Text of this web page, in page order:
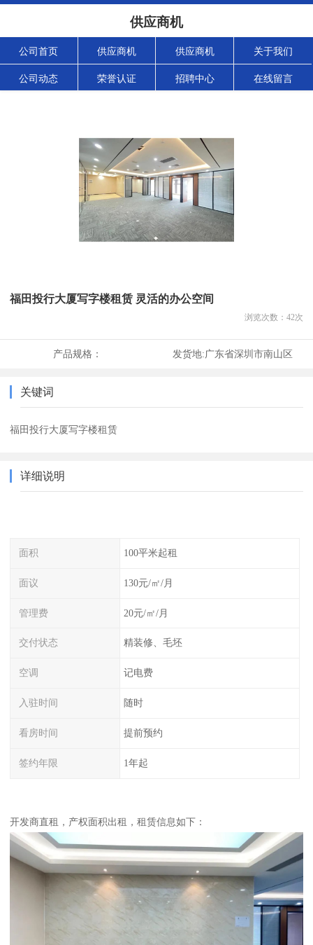
供应商机
公司首页 供应商机 供应商机 关于我们
公司动态 荣誉认证 招聘中心 在线留言
福田投行大厦写字楼租赁 灵活的办公空间
浏览次数： 42次
产品规格： 发货地:广东省深圳市南山区
关键词
福田投行大厦写字楼租赁
详细说明
面积 100平米起租
面议 130元/㎡/月
管理费 20元/㎡/月
交付状态 精装修、毛坯
空调 记电费
入驻时间 随时
看房时间 提前预约
签约年限 1年起
开发商直租，产权面积出租，租赁信息如下：